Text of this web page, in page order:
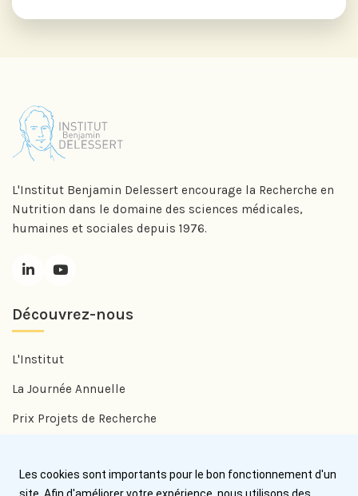
L'Institut Benjamin Delessert encourage la Recherche en
Nutrition dans le domaine des sciences médicales,
humaines et sociales depuis 1976.
Découvrez-nous
L'Institut
La Journée Annuelle
Prix Projets de Recherche
Prix Jean Trémolières
Les cookies sont importants pour le bon fonctionnement d'un